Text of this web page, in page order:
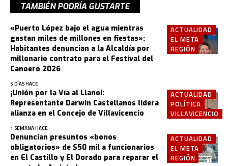
TAMBIÉN PODRÍA GUSTARTE
ACTUALIDAD
EL META
REGIÓN
«Puerto López bajo el agua mientras
gastan miles de millones en fiestas»:
Habitantes denuncian a la Alcaldía por
millonario contrato para el Festival del
Canoero 2026
5 DÍAS HACE
ACTUALIDAD
POLÍTICA
VILLAVICENCIO
¡Unión por la Vía al Llano!:
Representante Darwin Castellanos lidera
alianza en el Concejo de Villavicencio
1 SEMANA HACE
ACTUALIDAD
EL META
REGIÓN
Denuncian presuntos «bonos
obligatorios» de $50 mil a funcionarios
en El Castillo y El Dorado para reparar el